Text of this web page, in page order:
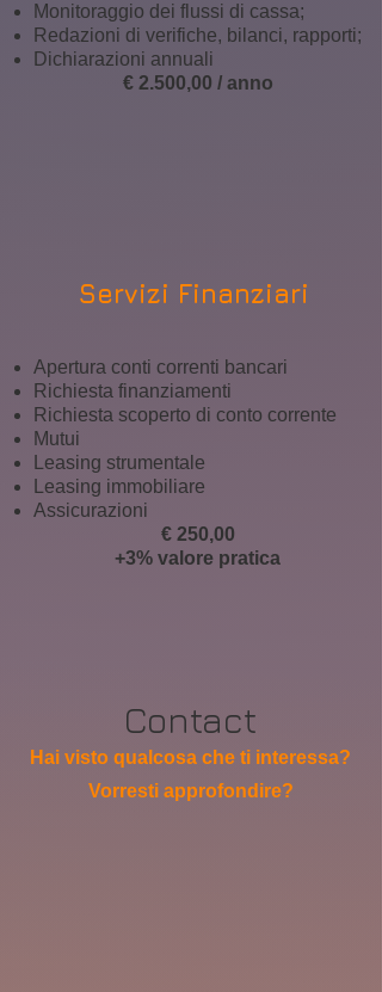
Monitoraggio dei flussi di cassa;
Redazioni di verifiche, bilanci, rapporti;
Dichiarazioni annuali
€ 2.500,00 / anno
Servizi Finanziari
Apertura conti correnti bancari
Richiesta finanziamenti
Richiesta scoperto di conto corrente
Mutui
Leasing strumentale
Leasing immobiliare
Assicurazioni
€ 250,00
+3% valore pratica
Contact
Hai visto qualcosa che ti interessa?
Vorresti approfondire?